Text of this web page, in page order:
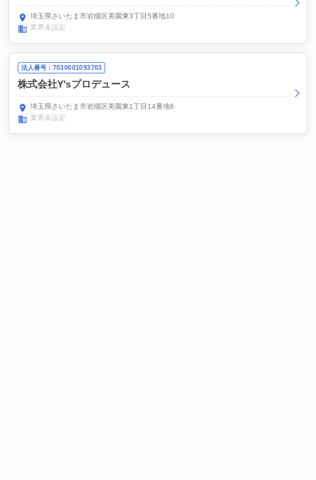
埼玉県さいたま市岩槻区美園東3丁目5番地10
業界未設定
法人番号：7030001093703
株式会社Y'sプロデュース
埼玉県さいたま市岩槻区美園東1丁目14番地6
業界未設定